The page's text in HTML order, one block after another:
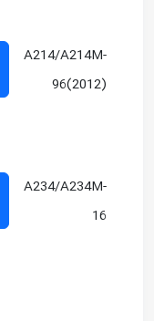
A214/A214M-
96(2012)
A234/A234M-
16